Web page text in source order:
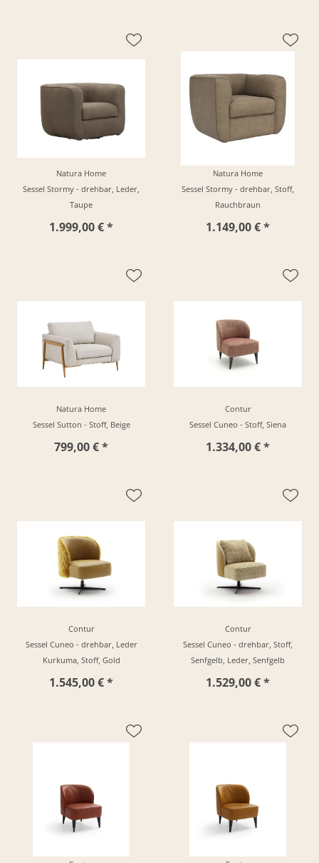
Natura Home
Sessel Stormy - drehbar, Leder,
Taupe
1.999,00 € *
Natura Home
Sessel Stormy - drehbar, Stoff,
Rauchbraun
1.149,00 € *
Natura Home
Sessel Sutton - Stoff, Beige
799,00 € *
Contur
Sessel Cuneo - Stoff, Siena
1.334,00 € *
Contur
Sessel Cuneo - drehbar, Leder
Kurkuma, Stoff, Gold
1.545,00 € *
Contur
Sessel Cuneo - drehbar, Stoff,
Senfgelb, Leder, Senfgelb
1.529,00 € *